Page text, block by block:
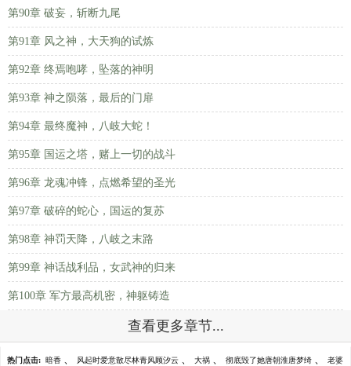
第90章 破妄，斩断九尾
第91章 风之神，大天狗的试炼
第92章 终焉咆哮，坠落的神明
第93章 神之陨落，最后的门扉
第94章 最终魔神，八岐大蛇！
第95章 国运之塔，赌上一切的战斗
第96章 龙魂冲锋，点燃希望的圣光
第97章 破碎的蛇心，国运的复苏
第98章 神罚天降，八岐之末路
第99章 神话战利品，女武神的归来
第100章 军方最高机密，神躯铸造
查看更多章节...
热门点击: 暗香 、 风起时爱意散尽林青风顾汐云 、 大祸 、 彻底毁了她唐朝淮唐梦绮 、 老婆